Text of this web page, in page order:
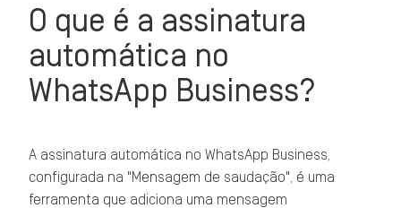
O que é a assinatura
automática no
WhatsApp Business?
A assinatura automática no WhatsApp Business,
configurada na "Mensagem de saudação", é uma
ferramenta que adiciona uma mensagem